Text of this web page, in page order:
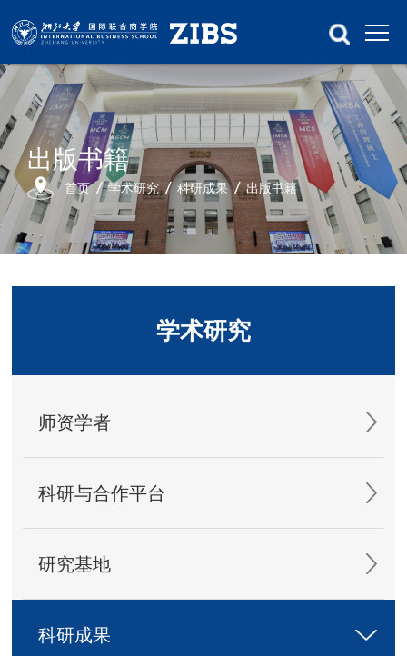
出版书籍
首页 学术研究 科研成果 出版书籍
学术研究
师资学者
科研与合作平台
研究基地
科研成果